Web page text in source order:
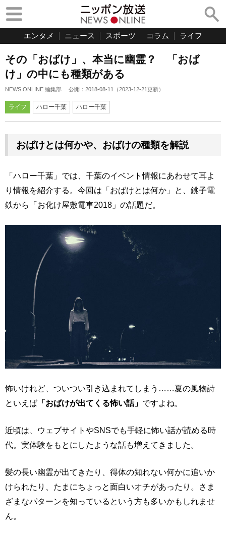
エンタメ ニュース スポーツ コラム ライフ
その「おばけ」、本当に幽霊？ 「おば
け」の中にも種類がある
NEWS ONLINE 編集部 公開： 2018-08-11 （2023-12-21更新）
ライフ ハロー千葉 ハロー千葉
おばけとは何かや、おばけの種類を解説
「ハロー千葉」では、千葉のイベント情報にあわせて耳よ
り情報を紹介する。今回は「おばけとは何か」と、銚子電
鉄から「お化け屋敷電車2018」の話題だ。
怖いけれど、ついつい引き込まれてしまう……夏の風物詩
といえば 「おばけが出てくる怖い話」 ですよね。
近頃は、ウェブサイトやSNSでも手軽に怖い話が読める時
代。実体験をもとにしたような話も増えてきました。
髪の長い幽霊が出てきたり、得体の知れない何かに追いか
けられたり、たまにちょっと面白いオチがあったり。さま
ざまなパターンを知っているという方も多いかもしれませ
ん。